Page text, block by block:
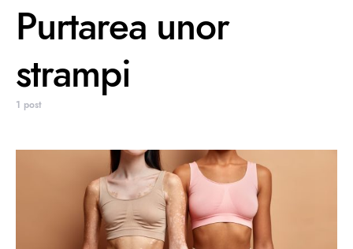
Purtarea unor
strampi
1 post